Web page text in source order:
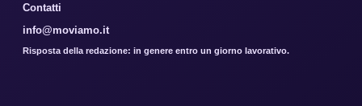
Contatti
info@moviamo.it
Risposta della redazione: in genere entro un giorno lavorativo.